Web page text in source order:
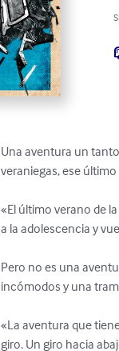
Una aventura un
veraniegas, ese
«El último verano de
a la adolescencia y
Pero no es una
incómodos y una
«La aventura que
giro. Un giro hacia